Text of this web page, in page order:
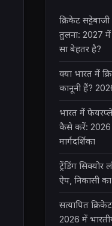
क्रिकेट
तुलना: 2027 में
सा बेहतर है?
क्या भारत में
कानूनी हैं?
भारत में
कैसे करें:
मार्गदर्शिका
ट्रेंडिंग सिक्योर
ऐप, निकासी
सत्यापित
2026 में